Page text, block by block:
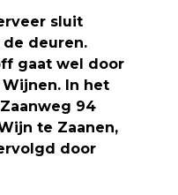
sluit
deuren.
gaat wel door
In het
94
te Zaanen,
door